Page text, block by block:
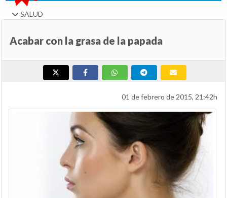
SALUD
Acabar con la grasa de la papada
01 de febrero de 2015, 21:42h